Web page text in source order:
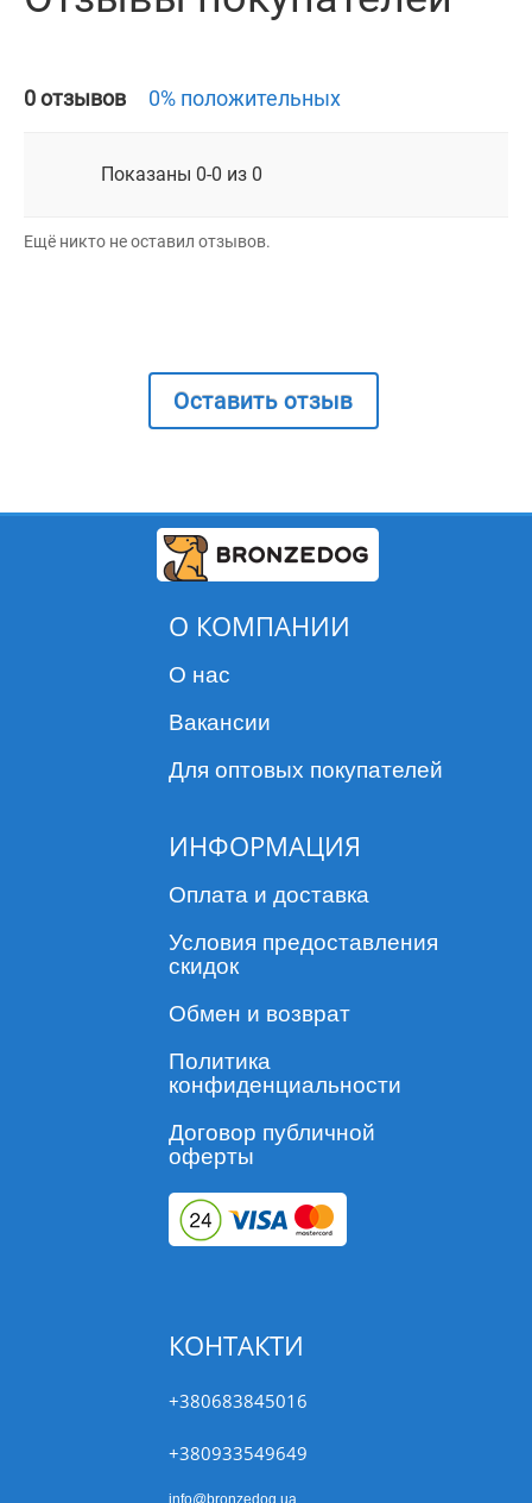
0 отзывов 0% положительных
Показаны 0-0 из 0
Ещё никто не оставил отзывов.
Оставить отзыв
О КОМПАНИИ
О нас
Вакансии
Для оптовых покупателей
ИНФОРМАЦИЯ
Оплата и доставка
Условия предоставления
скидок
Обмен и возврат
Политика
конфиденциальности
Договор публичной
оферты
КОНТАКТИ
+380683845016
+380933549649
info@bronzedog.ua